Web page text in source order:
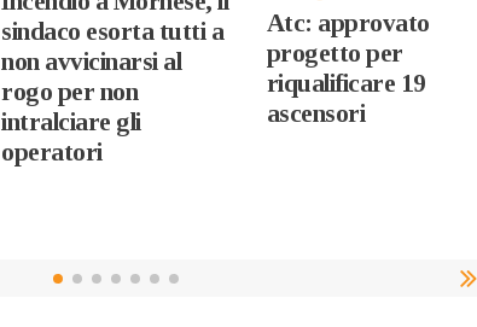
sindaco esorta tutti a
non avvicinarsi al
rogo per non
intralciare gli
operatori
Atc: approvato
progetto per
riqualificare 19
ascensori